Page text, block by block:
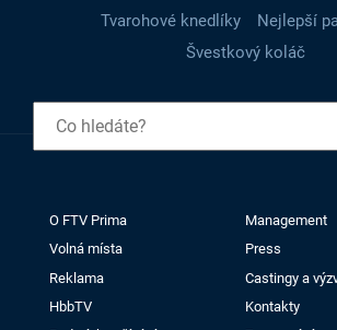
Tvarohové knedlíky
Nejlepší
Švestkový koláč
O FTV Prima
Management
Volná místa
Press
Reklama
Castingy a
HbbTV
Kontakty